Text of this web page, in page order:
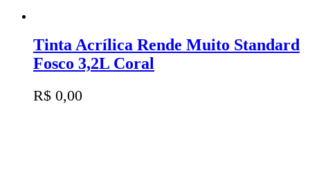
Tinta Acrílica Rende Muito Standard
Fosco 3,2L Coral
R$ 0,00